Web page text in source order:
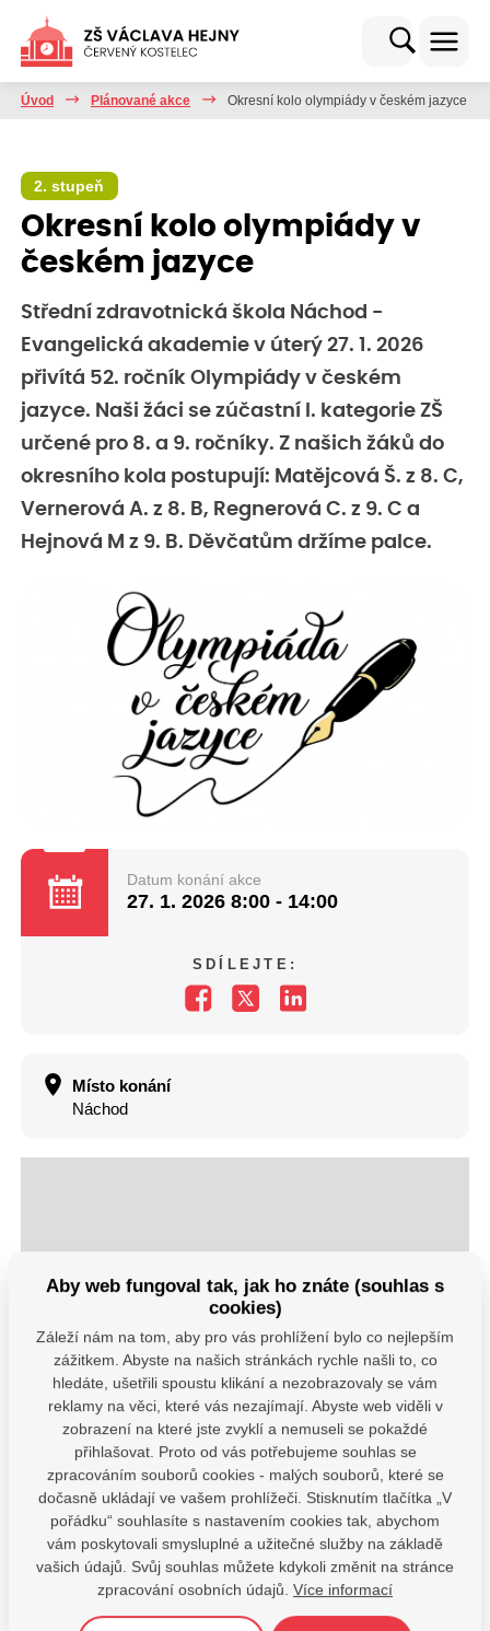
Úvod Plánované akce Okresní kolo olympiády v českém jazyce
2. stupeň
Okresní kolo olympiády v
českém jazyce
Střední zdravotnická škola Náchod -
Evangelická akademie v úterý 27. 1. 2026
přivítá 52. ročník Olympiády v českém
jazyce. Naši žáci se zúčastní I. kategorie ZŠ
určené pro 8. a 9. ročníky. Z našich žáků do
okresního kola postupují: Matějcová Š. z 8. C,
Vernerová A. z 8. B, Regnerová C. z 9. C a
Hejnová M z 9. B. Děvčatům držíme palce.
Datum konání akce
27. 1. 2026 8:00 - 14:00
SDÍLEJTE:
Místo konání
Náchod
+
−
© Seznam.cz a.s. a další
Aby web fungoval tak, jak ho znáte (souhlas s
cookies)
Záleží nám na tom, aby pro vás prohlížení bylo co nejlepším
zážitkem. Abyste na našich stránkách rychle našli to, co
hledáte, ušetřili spoustu klikání a nezobrazovaly se vám
reklamy na věci, které vás nezajímají. Abyste web viděli v
zobrazení na které jste zvyklí a nemuseli se pokaždé
přihlašovat. Proto od vás potřebujeme souhlas se
zpracováním souborů cookies - malých souborů, které se
dočasně ukládají ve vašem prohlížeči. Stisknutím tlačítka „V
pořádku“ souhlasíte s nastavením cookies tak, abychom
vám poskytovali smysluplné a užitečné služby na základě
vašich údajů. Svůj souhlas můžete kdykoli změnit na stránce
zpracování osobních údajů. Více informací